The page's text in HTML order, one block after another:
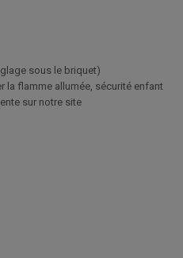
sous le briquet)
la flamme allumée, sécurité enfant
sur notre site